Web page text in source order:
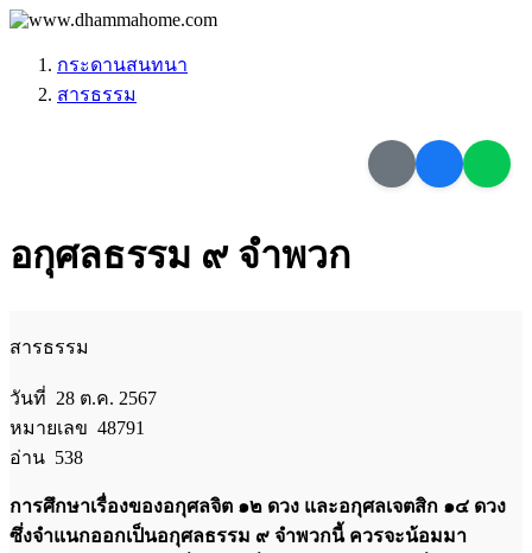
กระดานสนทนา
สารธรรม
อกุศลธรรม ๙ จำพวก
สารธรรม
วันที่ 28 ต.ค. 2567
หมายเลข 48791
อ่าน 538
การศึกษาเรื่องของอกุศลจิต ๑๒ ดวง และอกุศลเจตสิก ๑๔ ดวง
ซึ่งจำแนกออกเป็นอกุศลธรรม ๙ จำพวกนี้ ควรจะน้อมมา